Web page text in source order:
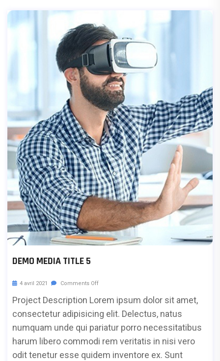
DEMO MEDIA TITLE 5
4 avril 2021 Comments Off
Project Description Lorem ipsum dolor sit amet,
consectetur adipisicing elit. Delectus, natus
numquam unde qui pariatur porro necessitatibus
harum libero commodi rem veritatis in nisi vero
odit tenetur esse quidem inventore ex. Sunt